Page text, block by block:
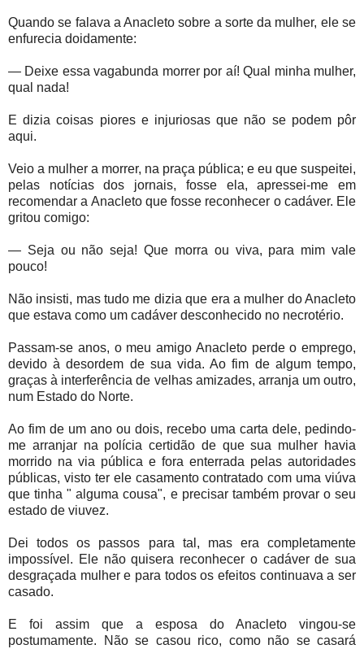
Quando se falava a Anacleto sobre a sorte da mulher, ele se
enfurecia doidamente:
— Deixe essa vagabunda morrer por aí! Qual minha mulher,
qual nada!
E dizia coisas piores e injuriosas que não se podem pôr
aqui.
Veio a mulher a morrer, na praça pública; e eu que suspeitei,
pelas notícias dos jornais, fosse ela, apressei-me em
recomendar a Anacleto que fosse reconhecer o cadáver. Ele
gritou comigo:
— Seja ou não seja! Que morra ou viva, para mim vale
pouco!
Não insisti, mas tudo me dizia que era a mulher do Anacleto
que estava como um cadáver desconhecido no necrotério.
Passam-se anos, o meu amigo Anacleto perde o emprego,
devido à desordem de sua vida. Ao fim de algum tempo,
graças à interferência de velhas amizades, arranja um outro,
num Estado do Norte.
Ao fim de um ano ou dois, recebo uma carta dele, pedindo-
me arranjar na polícia certidão de que sua mulher havia
morrido na via pública e fora enterrada pelas autoridades
públicas, visto ter ele casamento contratado com uma viúva
que tinha " alguma cousa", e precisar também provar o seu
estado de viuvez.
Dei todos os passos para tal, mas era completamente
impossível. Ele não quisera reconhecer o cadáver de sua
desgraçada mulher e para todos os efeitos continuava a ser
casado.
E foi assim que a esposa do Anacleto vingou-se
postumamente. Não se casou rico, como não se casará